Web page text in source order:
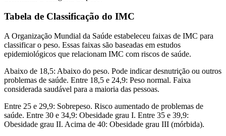
Tabela de Classificação do IMC
A Organização Mundial da Saúde estabeleceu faixas de IMC para
classificar o peso. Essas faixas são baseadas em estudos
epidemiológicos que relacionam IMC com riscos de saúde.
Abaixo de 18,5: Abaixo do peso. Pode indicar desnutrição ou outros
problemas de saúde. Entre 18,5 e 24,9: Peso normal. Faixa
considerada saudável para a maioria das pessoas.
Entre 25 e 29,9: Sobrepeso. Risco aumentado de problemas de
saúde. Entre 30 e 34,9: Obesidade grau I. Entre 35 e 39,9:
Obesidade grau II. Acima de 40: Obesidade grau III (mórbida).